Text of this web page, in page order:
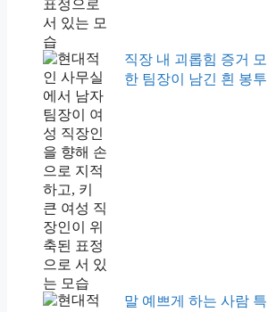
직장 내 괴롭힘 증거
한 팀장이 남긴 흰 봉투
말 예쁘게 하는 사람